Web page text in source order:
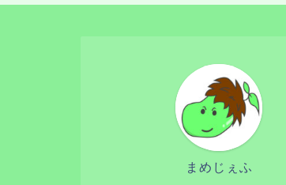
まめじぇふ